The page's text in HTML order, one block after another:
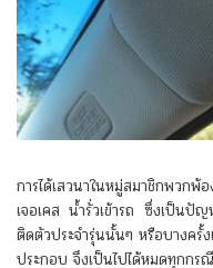
การได้เสวนาในหมู่สมาชิกพว
เจอเคส น้ำรั่วเข้ารถ ซึ่งเป็นปั
ติดตัวประจำรุ่นนั้นๆ หรือบางครั้
ประกอบ จึงเป็นไปได้หมดทุกกรณี